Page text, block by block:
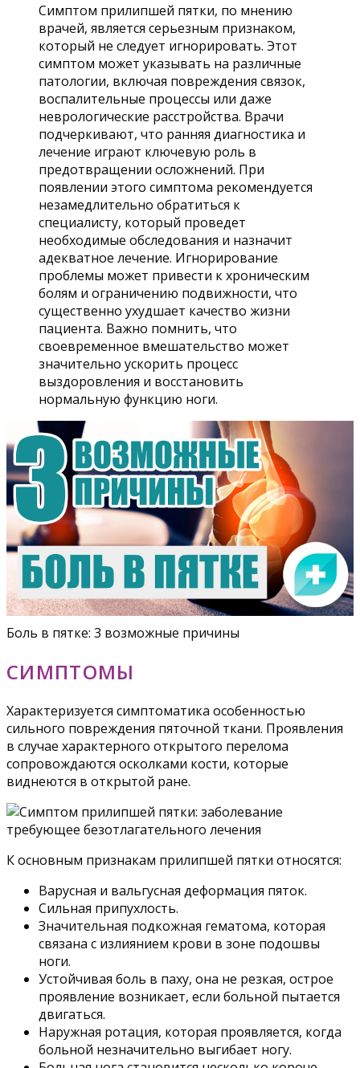
Симптом прилипшей пятки, по мнению
врачей, является серьезным признаком,
который не следует игнорировать. Этот
симптом может указывать на различные
патологии, включая повреждения связок,
воспалительные процессы или даже
неврологические расстройства. Врачи
подчеркивают, что ранняя диагностика и
лечение играют ключевую роль в
предотвращении осложнений. При
появлении этого симптома рекомендуется
незамедлительно обратиться к
специалисту, который проведет
необходимые обследования и назначит
адекватное лечение. Игнорирование
проблемы может привести к хроническим
болям и ограничению подвижности, что
существенно ухудшает качество жизни
пациента. Важно помнить, что
своевременное вмешательство может
значительно ускорить процесс
выздоровления и восстановить
нормальную функцию ноги.
Боль в пятке: 3 возможные причины
СИМПТОМЫ
Характеризуется симптоматика особенностью
сильного повреждения пяточной ткани. Проявления
в случае характерного открытого перелома
сопровождаются осколками кости, которые
виднеются в открытой ране.
К основным признакам прилипшей пятки относятся:
Варусная и вальгусная деформация пяток.
Сильная припухлость.
Значительная подкожная гематома, которая
связана с излиянием крови в зоне подошвы
ноги.
Устойчивая боль в паху, она не резкая, острое
проявление возникает, если больной пытается
двигаться.
Наружная ротация, которая проявляется, когда
больной незначительно выгибает ногу.